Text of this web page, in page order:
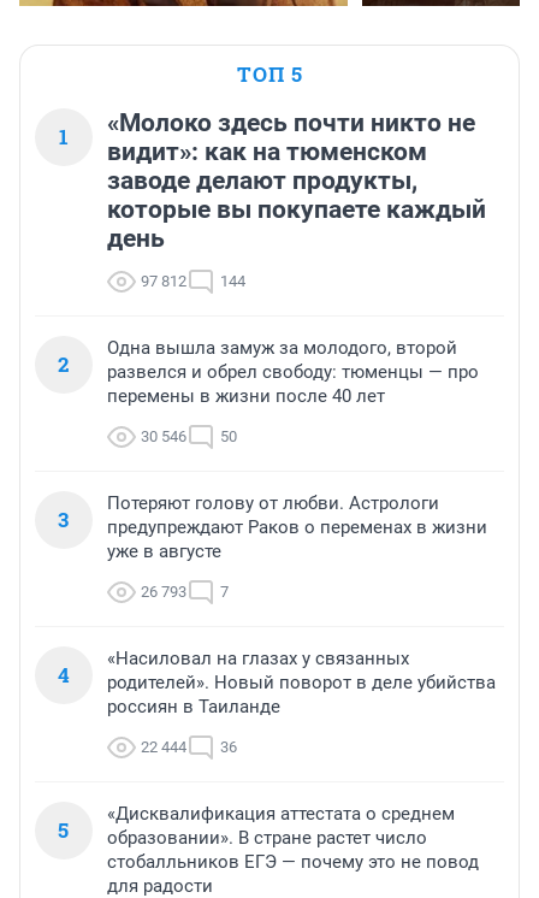
ТОП 5
1
«Молоко здесь почти никто не
видит»: как на тюменском
заводе делают продукты,
которые вы покупаете каждый
день
97 812 144
2
Одна вышла замуж за молодого, второй
развелся и обрел свободу: тюменцы — про
перемены в жизни после 40 лет
30 546 50
3
Потеряют голову от любви. Астрологи
предупреждают Раков о переменах в жизни
уже в августе
26 793 7
4
«Насиловал на глазах у связанных
родителей». Новый поворот в деле убийства
россиян в Таиланде
22 444 36
5
«Дисквалификация аттестата о среднем
образовании». В стране растет число
стобалльников ЕГЭ — почему это не повод
для радости